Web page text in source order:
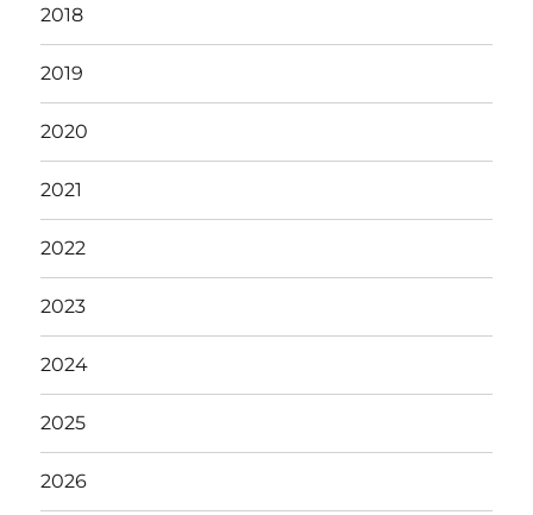
2018
2019
2020
2021
2022
2023
2024
2025
2026